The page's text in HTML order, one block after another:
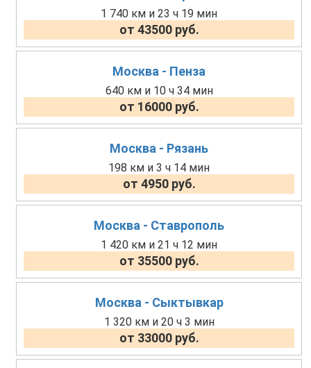
1 740 км и 23 ч 19 мин
от 43500 руб.
Москва - Пенза
640 км и 10 ч 34 мин
от 16000 руб.
Москва - Рязань
198 км и 3 ч 14 мин
от 4950 руб.
Москва - Ставрополь
1 420 км и 21 ч 12 мин
от 35500 руб.
Москва - Сыктывкар
1 320 км и 20 ч 3 мин
от 33000 руб.